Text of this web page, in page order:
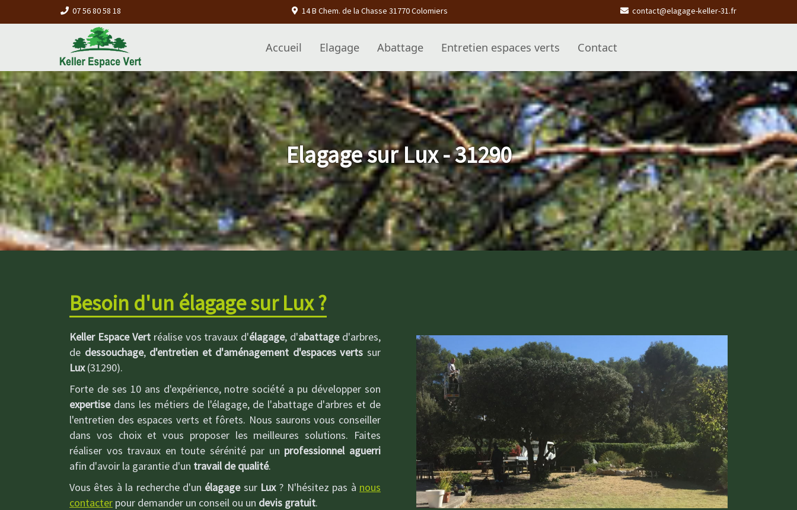
07 56 80 58 18 14 B Chem. de la Chasse 31770 Colomiers contact@elagage-keller-31.fr
Accueil Elagage Abattage Entretien espaces verts Contact
Elagage sur Lux - 31290
Besoin d'un élagage sur Lux ?
Keller Espace Vertréalise vos travaux d'élagage, d'abattaged'arbres,
de dessouchage, d'entretien et d'aménagement d'espaces verts sur
Lux(31290).
Forte de ses 10 ans d'expérience, notre société a pu développer son
expertisedans les métiers de l'élagage, de l'abattage d'arbres et de
l'entretien des espaces verts et fôrets. Nous saurons vous conseiller
dans vos choix et vous proposer les meilleures solutions. Faites
réaliser vos travaux en toute sérénité par un professionnel aguerri
afin d'avoir la garantie d'un travail de qualité.
Vous êtes à la recherche d'un élagagesur Lux? N'hésitez pas à nous
contacter pour demander un conseil ou un devis gratuit.